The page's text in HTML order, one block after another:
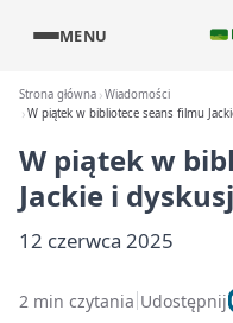
MENU
Strona główna Wiadomości
W piątek w bibliotece seans filmu
W piątek w
Jackie i
12 czerwca 2025
2 min czytania Udostępnij